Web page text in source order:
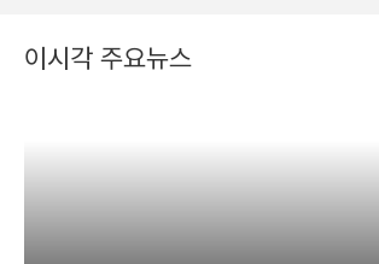
이시각 주요뉴스